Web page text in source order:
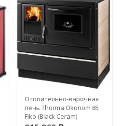
Отопительно-варочная
печь Thorma Okonom 85
Fiko (Black Ceram)